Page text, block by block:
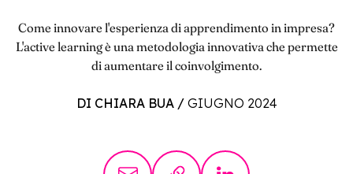
Come innovare l'esperienza di apprendimento in impresa?
L'active learning è una metodologia innovativa che permette
di aumentare il coinvolgimento.
DI CHIARA BUA/ GIUGNO 2024